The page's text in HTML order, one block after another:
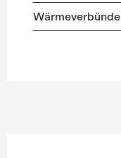
Wärmeverbünde